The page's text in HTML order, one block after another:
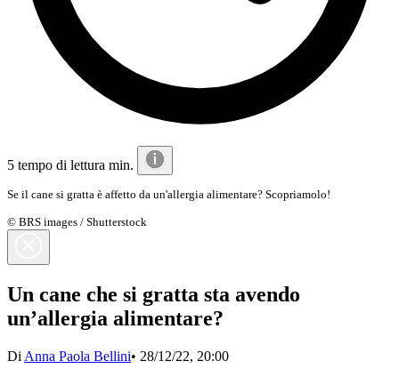
5 tempo di lettura min.
Se il cane si gratta è affetto da un'allergia alimentare? Scopriamolo!
© BRS images / Shutterstock
Un cane che si gratta sta avendo
un’allergia alimentare?
Di Anna Paola Bellini• 28/12/22, 20:00